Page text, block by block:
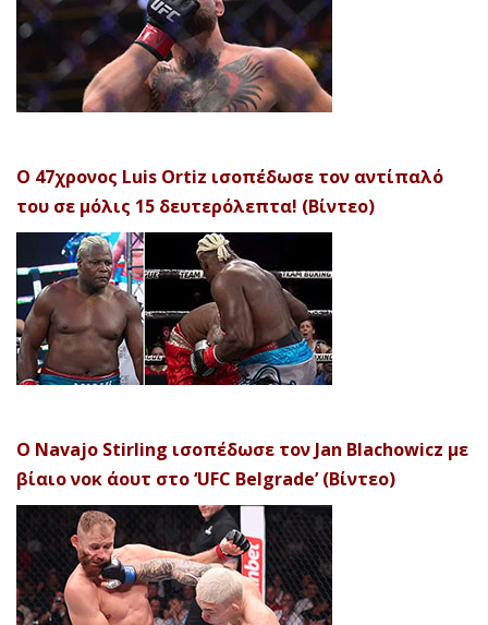
Ο 47χρονος Luis Ortiz ισοπέδωσε τον αντίπαλό
του σε μόλις 15 δευτερόλεπτα! (Βίντεο)
Ο Navajo Stirling ισοπέδωσε τον Jan Blachowicz με
βίαιο νοκ άουτ στο ‘UFC Belgrade’ (Βίντεο)